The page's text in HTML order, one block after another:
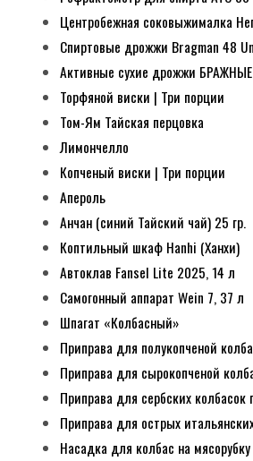
Центробежная соковыжималка
Спиртовые дрожжи Bragman 48
Активные сухие дрожжи
Торфяной виски | Три порции
Том-Ям Тайская перцовка
Лимончелло
Копченый виски | Три порции
Апероль
Анчан (синий Тайский чай) 25 гр.
Коптильный шкаф Hanhi (Ханхи)
Автоклав Fansel Lite 2025, 14 л
Самогонный аппарат Wein 7, 37 л
Шпагат «Колбасный»
Приправа для полукопченой
Приправа для сырокопченой
Приправа для сербских колбасок
Приправа для острых
Насадка для колбас на